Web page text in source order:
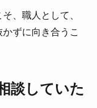
、職人として、
ずに向き合うこ
談していた